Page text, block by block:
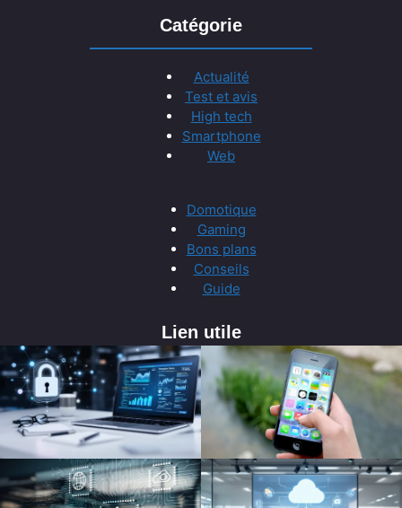
Catégorie
Actualité
Test et avis
High tech
Smartphone
Web
Domotique
Gaming
Bons plans
Conseils
Guide
Lien utile